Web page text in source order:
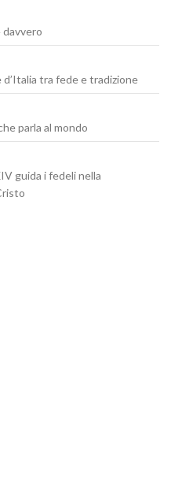
tra fede e tradizione
parla al mondo
guida i fedeli nella